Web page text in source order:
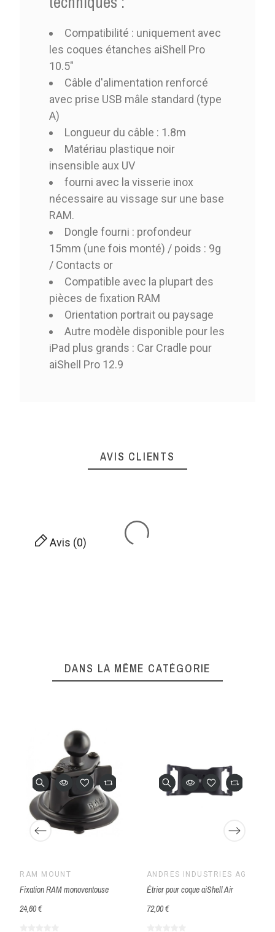
Compatibilité : uniquement avec
les coques étanches aiShell Pro
10.5"
Câble d'alimentation renforcé
avec prise USB mâle standard (type
A)
Longueur du câble : 1.8m
Matériau plastique noir
insensible aux UV
fourni avec la visserie inox
nécessaire au vissage sur une base
RAM.
Dongle fourni : profondeur
15mm (une fois monté) / poids : 9g
/ Contacts or
Compatible avec la plupart des
pièces de fixation RAM
Orientation portrait ou paysage
Autre modèle disponible pour les
iPad plus grands : Car Cradle pour
aiShell Pro 12.9
AVIS CLIENTS
Avis (0)
DANS LA MÊME CATÉGORIE
RAM MOUNT
Fixation RAM monoventouse
24,60 €
ANDRES INDUSTRIES AG
Étrier pour coque aiShell Air
72,00 €